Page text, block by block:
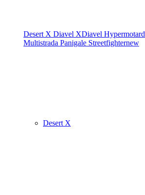
Desert X Diavel XDiavel Hypermotard
Multistrada Panigale Streetfighternew
Desert X